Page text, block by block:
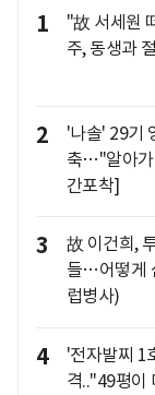
1
"故 서세원
주, 동생과
2
'나솔' 29기
축…"알아가
간포착]
3
故 이건희,
들…어떻게
럽병사)
4
'전자발찌 1
격.."49평이